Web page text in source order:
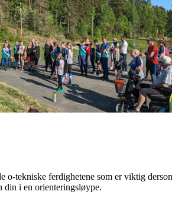
o-tekniske ferdighetene som er viktig
din i en orienteringsløype.